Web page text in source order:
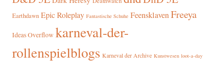
Earthdawn Epic Roleplay Fantastische Schuhe FeensklavenFreeya
Ideas Overflow karneval-der-
rollenspielblogs Karneval der Archive Kunstwesen loot-a-day